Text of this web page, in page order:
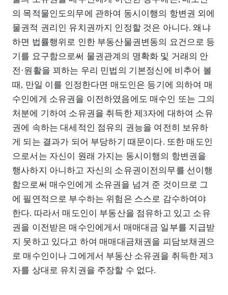
의 목적물인도의무에 관하여 동시이행의 항변권 외에
물권적 권리인 유치권까지 인정할 것은 아니다. 왜냐
하면 법률행위로 인한 부동산물권변동의 요건으로 등
기를 요구함으로써 물권관계의 명확화 및 거래의 안
전·원활을 꾀하는 우리 민법의 기본정신에 비추어 볼
때, 만일 이를 인정한다면 매도인은 등기에 의하여 매
수인에게 소유권을 이전하였음에도 매수인 또는 그의
처분에 기하여 소유권을 취득한 제3자에 대하여 소유
권에 속하는 대세적인 점유의 권능을 여전히 보유하
게 되는 결과가 되어 부당하기 때문이다. 또한 매도인
으로서는 자신이 원래 가지는 동시이행의 항변권을
행사하지 아니하고 자신의 소유권이전의무를 선이행
함으로써 매수인에게 소유권을 넘겨 준 것이므로 그
에 필연적으로 부수하는 위험은 스스로 감수하여야
한다. 따라서 매도인이 부동산을 점유하고 있고 소유
권을 이전받은 매수인에게서 매매대금 일부를 지급받
지 못하고 있다고 하여 매매대금채권을 피담보채권으
로 매수인이나 그에게서 부동산 소유권을 취득한 제3
자를 상대로 유치권을 주장할 수 없다.